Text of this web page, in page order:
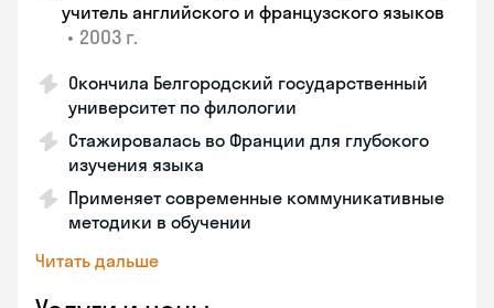
учитель английского и французского языков
• 2003 г.
Окончила Белгородский государственный
университет по филологии
Стажировалась во Франции для глубокого
изучения языка
Применяет современные коммуникативные
методики в обучении
Читать дальше